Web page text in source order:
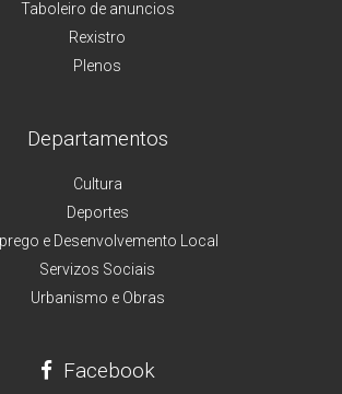
Taboleiro de anuncios
Rexistro
Plenos
Departamentos
Cultura
Deportes
e Desenvolvemento Local
Servizos Sociais
Urbanismo e Obras
Facebook